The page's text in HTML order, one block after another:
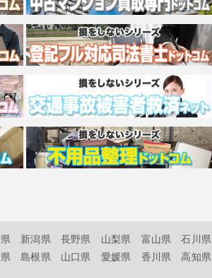
新潟県 長野県 山梨県 富山県
石川県
島根県 山口県 愛媛県 香川県
高知県